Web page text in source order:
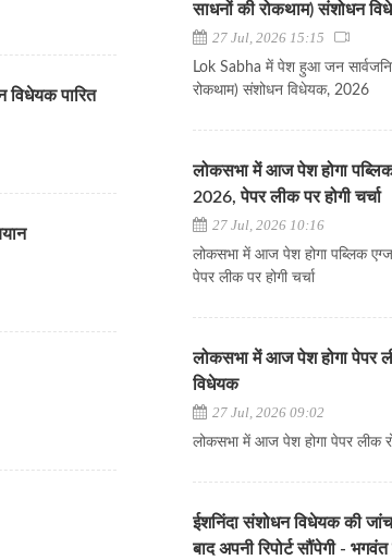
विधेयक पारित
साधनों की रोकथाम) संशोधन
27 Jul, 2026 15:15
Lok Sabha में पेश हुआ जन
रोकथाम) संशोधन विधेयक, 2026
लोकसभा में आज पेश होगा
2026, पेपर लीक पर होगी चर्चा
27 Jul, 2026 10:16
लोकसभा में आज पेश होगा पब्लिक
पेपर लीक पर होगी चर्चा
लोकसभा में आज पेश होगा पेपर
विधेयक
27 Jul, 2026 09:02
लोकसभा में आज पेश होगा पेपर लीक
ईशनिंदा संशोधन विधेयक की
बाद अपनी रिपोर्ट सौंपेगी - भगवंत